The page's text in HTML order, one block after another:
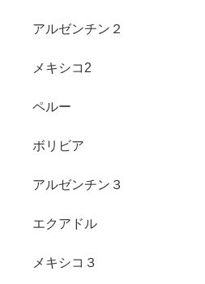
アルゼンチン２
メキシコ2
ペルー
ボリビア
アルゼンチン３
エクアドル
メキシコ３